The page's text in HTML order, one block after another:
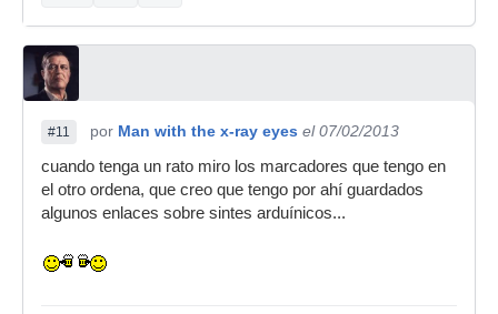
#11 por Man with the x-ray eyes el 07/02/2013
cuando tenga un rato miro los marcadores que tengo en
el otro ordena, que creo que tengo por ahí guardados
algunos enlaces sobre sintes arduínicos...